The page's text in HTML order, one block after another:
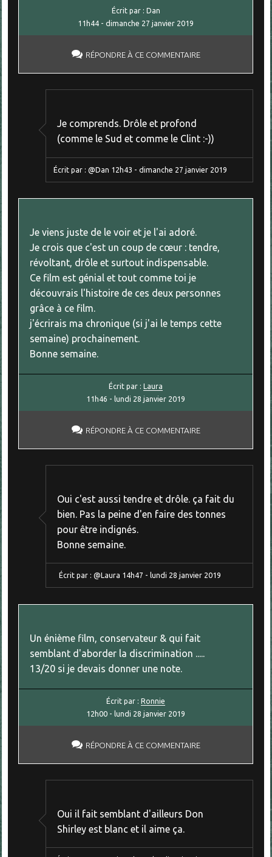
Écrit par : Dan
11h44 -dimanche 27 janvier 2019
RÉPONDRE À CE COMMENTAIRE
Je comprends. Drôle et profond
(comme le Sud et comme le Clint :-))
Écrit par : @Dan 12h43 - dimanche 27 janvier 2019
Je viens juste de le voir et je l'ai adoré.
Je crois que c'est un coup de cœur : tendre,
révoltant, drôle et surtout indispensable.
Ce film est génial et tout comme toi je
découvrais l'histoire de ces deux personnes
grâce à ce film.
j'écrirais ma chronique (si j'ai le temps cette
semaine) prochainement.
Bonne semaine.
Écrit par :Laura
11h46 - lundi 28 janvier 2019
RÉPONDRE À CE COMMENTAIRE
Oui c'est aussi tendre et drôle. ça fait du
bien. Pas la peine d'en faire des tonnes
pour être indignés.
Bonne semaine.
Écrit par :@Laura 14h47 - lundi 28 janvier 2019
Un énième film, conservateur & qui fait
semblant d'aborder la discrimination .....
13/20 si je devais donner une note.
Écrit par :Ronnie
12h00 - lundi 28 janvier 2019
RÉPONDRE À CE COMMENTAIRE
Oui il fait semblant d'ailleurs Don
Shirley est blanc et il aime ça.